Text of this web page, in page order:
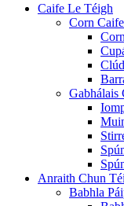
Caife Le Téigh
Corn
Gabhálais
Anraith Chun
Babhla